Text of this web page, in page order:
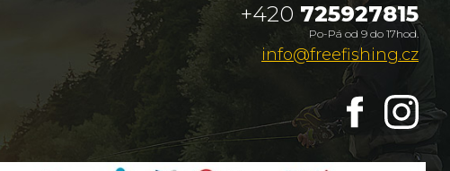
+420 725927815
Po-Pá od 9 do 17hod.
info@freefishing.cz